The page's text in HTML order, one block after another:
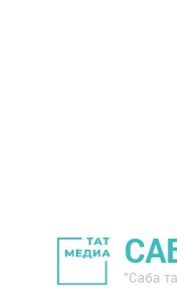
"Саба